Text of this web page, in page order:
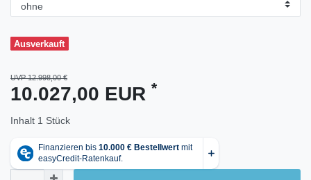
Ausverkauft
UVP 12.998,00 €
10.027,00 EUR *
Inhalt 1 Stück